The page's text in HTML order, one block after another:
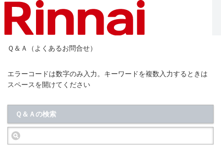
Ｑ＆Ａ（よくあるお問合せ）
エラーコードは数字のみ入力。キーワードを複数入力するときは
スペースを開けてください
Ｑ＆Ａの検索